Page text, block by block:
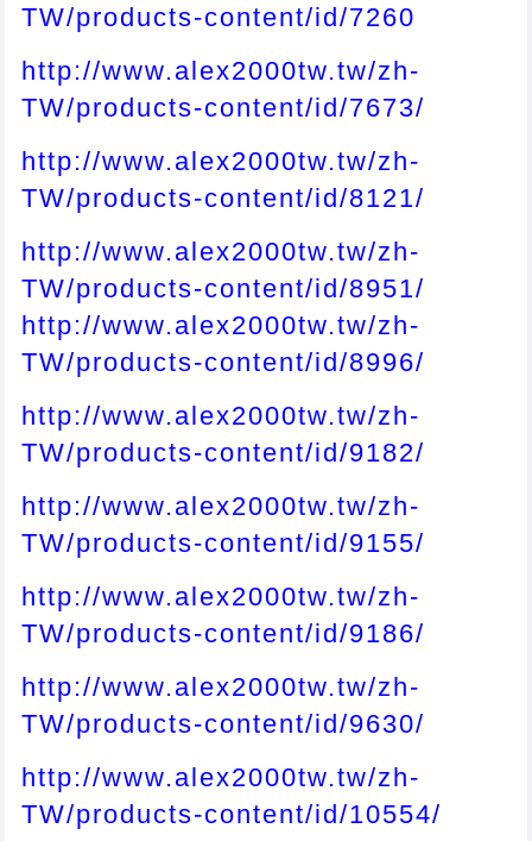
TW/products-content/id/7260
http://www.alex2000tw.tw/zh-
TW/products-content/id/7673/
http://www.alex2000tw.tw/zh-
TW/products-content/id/8121/
http://www.alex2000tw.tw/zh-
TW/products-content/id/8951/
http://www.alex2000tw.tw/zh-
TW/products-content/id/8996/
http://www.alex2000tw.tw/zh-
TW/products-content/id/9182/
http://www.alex2000tw.tw/zh-
TW/products-content/id/9155/
http://www.alex2000tw.tw/zh-
TW/products-content/id/9186/
http://www.alex2000tw.tw/zh-
TW/products-content/id/9630/
http://www.alex2000tw.tw/zh-
TW/products-content/id/10554/